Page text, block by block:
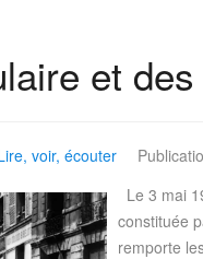
et
voir, écouter
Le 3 mai
constituée
remporte